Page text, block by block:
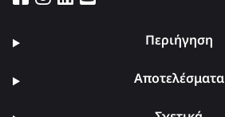
Περιήγηση
Αποτελέσματα